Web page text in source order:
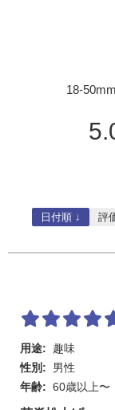
18-
日付順 ↓ 評
用途:
趣味
性別:
男性
年齢: 60歳以上〜